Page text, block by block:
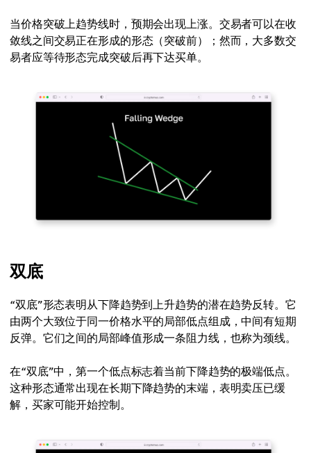
当价格突破上趋势线时，预期会出现上涨。交易者可以在收
敛线之间交易正在形成的形态（突破前）；然而，大多数交
易者应等待形态完成突破后再下达买单。
双底
“双底”形态表明从下降趋势到上升趋势的潜在趋势反转。它
由两个大致位于同一价格水平的局部低点组成，中间有短期
反弹。它们之间的局部峰值形成一条阻力线，也称为颈线。
在“双底”中，第一个低点标志着当前下降趋势的极端低点。
这种形态通常出现在长期下降趋势的末端，表明卖压已缓
解，买家可能开始控制。